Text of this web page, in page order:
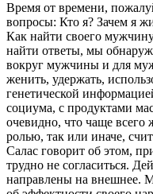
Время от времени,
вопросы: Кто я? Зачем я
Как найти своего
найти ответы, мы
вокруг мужчины и для
женить, удержать,
генетической
социума, с продуктами
очевидно, что чаще
ролью, так или иначе,
Салас говорит об этом,
трудно не согласиться.
направлены на внешнее.